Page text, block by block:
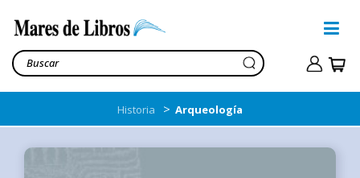
Historia > Arqueología